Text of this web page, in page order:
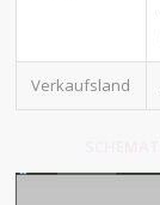
Verkaufsland